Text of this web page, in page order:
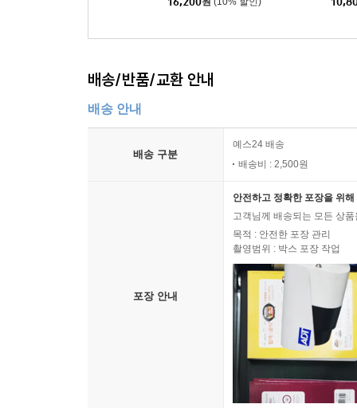
배송/반품/교환 안내
배송 안내
배송 구분
예스24 배송
배송비 : 2,500원
포장 안내
안전하고 정확한 포장을 위
고객님께 배송되는 모든 상
목적 : 안전한 포장 관리
촬영범위 : 박스 포장 작업